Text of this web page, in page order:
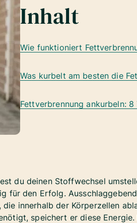
Inhalt
Wie funktioniert
Was kurbelt am besten die
Fettverbrennung ankurbeln: 8
du deinen Stoffwechsel
für den Erfolg.
die innerhalb der Körperzellen
speichert er diese